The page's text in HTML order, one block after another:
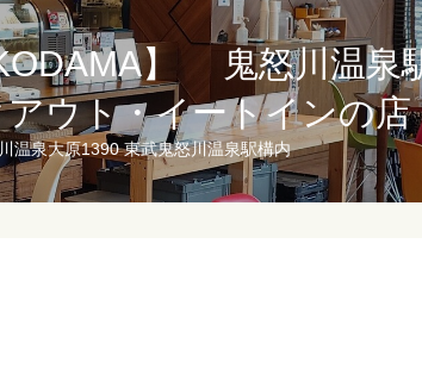
】 鬼怒川温
ウト・イートインの店
温泉大原1390 東武鬼怒川温泉駅構内